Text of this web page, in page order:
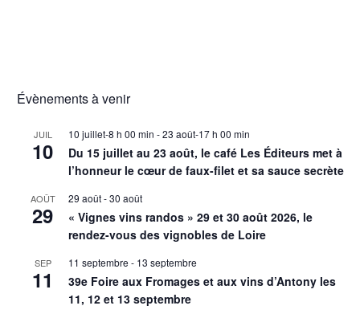
Évènements à venir
JUIL
10
10 juillet-8 h 00 min -23 août-17 h 00 min
Du 15 juillet au 23 août, le café Les Éditeurs met à
l’honneur le cœur de faux-filet et sa sauce secrète
AOÛT
29
29 août-30 août
« Vignes vins randos » 29 et 30 août 2026, le
rendez-vous des vignobles de Loire
SEP
11
11 septembre - 13 septembre
39e Foire aux Fromages et aux vins d’Antony les
11, 12 et 13 septembre